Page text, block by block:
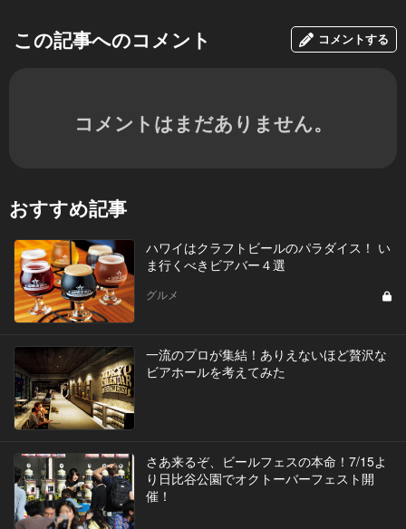
この記事へのコメント コメントする
コメントはまだありません。
おすすめ記事
ハワイはクラフトビールのパラダイス！ い
ま行くべきビアバー４選
グルメ
一流のプロが集結！ありえないほど贅沢な
ビアホールを考えてみた
さあ来るぞ、ビールフェスの本命！7/15よ
り日比谷公園でオクトーバーフェスト開
催！